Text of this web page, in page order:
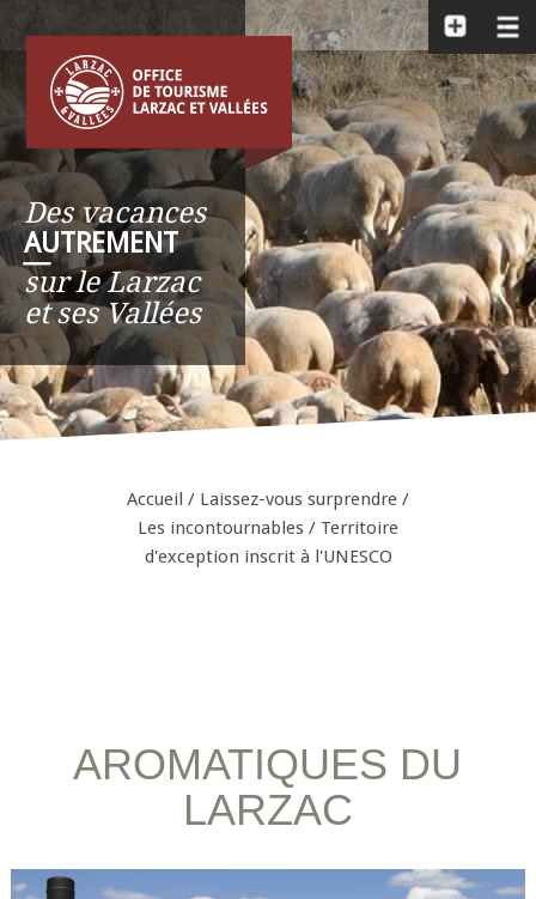
Des vacances
AUTREMENT
__
sur le Larzac
et ses Vallées
Accueil / Laissez-vous surprendre /
Les incontournables / Territoire
d'exception inscrit à l'UNESCO
AROMATIQUES DU
LARZAC